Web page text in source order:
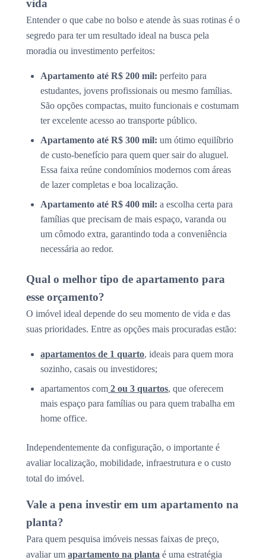
vida
Entender o que cabe no bolso e atende às suas rotinas é o
segredo para ter um resultado ideal na busca pela
moradia ou investimento perfeitos:
Apartamento até R$ 200 mil: perfeito para
estudantes, jovens profissionais ou mesmo famílias.
São opções compactas, muito funcionais e costumam
ter excelente acesso ao transporte público.
Apartamento até R$ 300 mil: um ótimo equilíbrio
de custo-benefício para quem quer sair do aluguel.
Essa faixa reúne condomínios modernos com áreas
de lazer completas e boa localização.
Apartamento até R$ 400 mil: a escolha certa para
famílias que precisam de mais espaço, varanda ou
um cômodo extra, garantindo toda a conveniência
necessária ao redor.
Qual o melhor tipo de apartamento para
esse orçamento?
O imóvel ideal depende do seu momento de vida e das
suas prioridades. Entre as opções mais procuradas estão:
apartamentos de 1 quarto, ideais para quem mora
sozinho, casais ou investidores;
apartamentos com 2 ou 3 quartos, que oferecem
mais espaço para famílias ou para quem trabalha em
home office.
Independentemente da configuração, o importante é
avaliar localização, mobilidade, infraestrutura e o custo
total do imóvel.
Vale a pena investir em um apartamento na
planta?
Para quem pesquisa imóveis nessas faixas de preço,
avaliar um apartamento na planta é uma estratégia